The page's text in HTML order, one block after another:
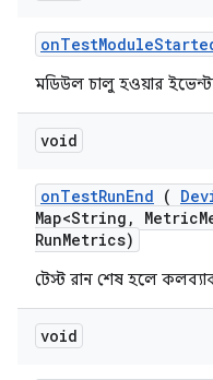
onTestModule
মডিউল চালু হওয়ার
void
onTestRunEnd (
Map<String , Metric
RunMetrics)
টেস্ট রান শেষ হলে
void